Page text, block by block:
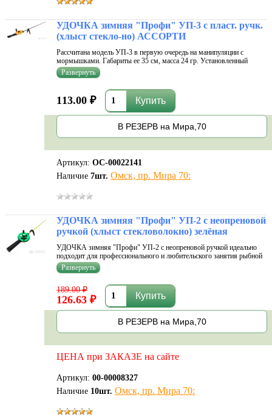
УДОЧКА зимняя "Профи" УП-3 с пласт. ручк.
(хлыст стекло-но) АССОРТИ
Рассчитана модель УП-3 в первую очередь на манипуляции с
мормышками. Габариты ее 35 см, масса 24 гр. Установленный
хлыстик съемный, с габаритами 22 см. Пластиковая ручка у
удилища удобно ложится в руку. Для того, чтобы рыбаку-зимнику
113.00 ₽
В РЕЗЕРВ на Мира,70
Артикул: ОС-00022141
Наличие 7шт. Омск, пр. Мира 70:
УДОЧКА зимняя "Профи" УП-2 с неопреновой
ручкой (хлыст стекловолокно) зелёная
УДОЧКА зимняя "Профи" УП-2 с неопреновой ручкой идеально
подходит для профессионального и любительского занятия рыбной
ловлей. Она поможет вам поймать самую большую рыбу.
Компактная при переноске, при этом очень крепкая. Имеет
189.00 ₽
126.63 ₽
В РЕЗЕРВ на Мира,70
ЦЕНА при ЗАКАЗЕ на сайте
Артикул: 00-00008327
Наличие 10шт. Омск, пр. Мира 70: